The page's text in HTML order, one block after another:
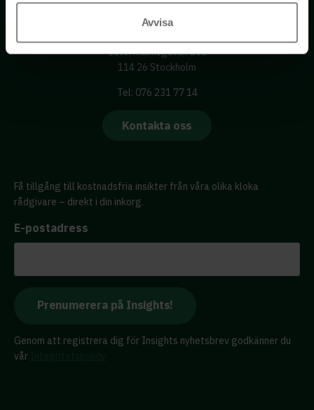
Avvisa
Wisory International AB
Östermalmsgatan 26a
114 26 Stockholm
Tel: 076 231 77 14
Kontakta oss
Få tillgång till kostnadsfria insikter från våra olika kloka
rådgivare – direkt i din inkorg.
E-postadress
Genom att registrera dig för Insights nyhetsbrev godkänner du
vår